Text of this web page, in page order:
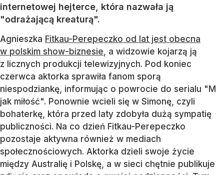
internetowej hejterce, która nazwała ją
"odrażającą kreaturą".
Agnieszka Fitkau-Perepeczko od lat jest obecna
w polskim show-biznesie , a widzowie kojarzą ją
z licznych produkcji telewizyjnych. Pod koniec
czerwca aktorka sprawiła fanom sporą
niespodziankę, informując o powrocie do serialu "M
jak miłość". Ponownie wcieli się w Simonę, czyli
bohaterkę, która przed laty zdobyła dużą sympatię
publiczności. Na co dzień Fitkau-Perepeczko
pozostaje aktywna również w mediach
społecznościowych. Aktorka dzieli swoje życie
między Australię i Polskę, a w sieci chętnie publikuje